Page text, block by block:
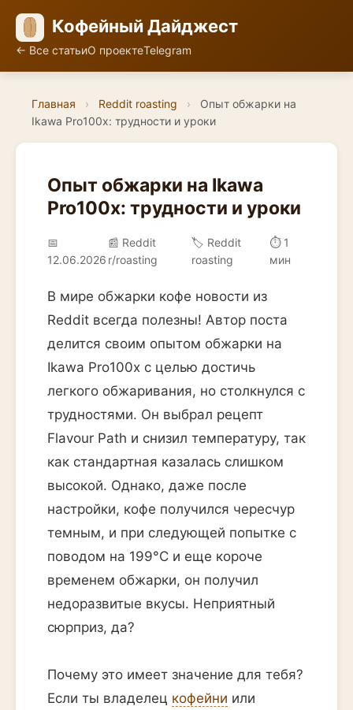
Кофейный Дайджест
← Все статьиО проектеTelegram
Главная › Reddit roasting ›
Опыт обжарки на
Ikawa Pro100x: трудности и уроки
Опыт обжарки на Ikawa
Pro100x: трудности и уроки
📅
12.06.2026
📰 Reddit
r/roasting
🏷️ Reddit
roasting
⏱ 1
мин
В мире обжарки кофе новости из
Reddit всегда полезны! Автор поста
делится своим опытом обжарки на
Ikawa Pro100x с целью достичь
легкого обжаривания, но столкнулся с
трудностями. Он выбрал рецепт
Flavour Path и снизил температуру, так
как стандартная казалась слишком
высокой. Однако, даже после
настройки, кофе получился чересчур
темным, и при следующей попытке с
поводом на 199°C и еще короче
временем обжарки, он получил
недоразвитые вкусы. Неприятный
сюрприз, да?
Почему это имеет значение для тебя?
Если ты владелец кофейни или